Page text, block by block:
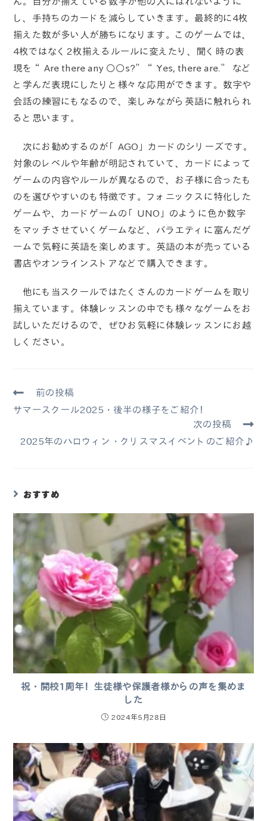
し、手持ちのカードを減らしていきます。最終的に4枚
揃えた数が多い人が勝ちになります。このゲームでは、
4枚ではなく2枚揃えるルールに変えたり、聞く時の表
現を “Are there any ○○s?” “Yes, there are.” など
と学んだ表現にしたりと様々な応用ができます。数字や
会話の練習にもなるので、楽しみながら英語に触れられ
ると思います。
次にお勧めするのが「AGO」カードのシリーズです。
対象のレベルや年齢が明記されていて、カードによって
ゲームの内容やルールが異なるので、お子様に合ったも
のを選びやすいのも特徴です。フォニックスに特化した
ゲームや、カードゲームの「UNO」のように色か数字
をマッチさせていくゲームなど、バラエティに富んだゲ
ームで気軽に英語を楽しめます。英語の本が売っている
書店やオンラインストアなどで購入できます。
他にも当スクールではたくさんのカードゲームを取り
揃えています。体験レッスンの中でも様々なゲームをお
試しいただけるので、ぜひお気軽に体験レッスンにお越
しください。
前の投稿
サマースクール2025・後半の様子をご紹介！
次の投稿
2025年のハロウィン・クリスマスイベントのご紹介♪
おすすめ
祝・開校1周年！生徒様や保護者様からの声を集めま
した
2024年5月28日